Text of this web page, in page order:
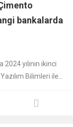
bankalarda
yılının ikinci
Bilimleri ile...